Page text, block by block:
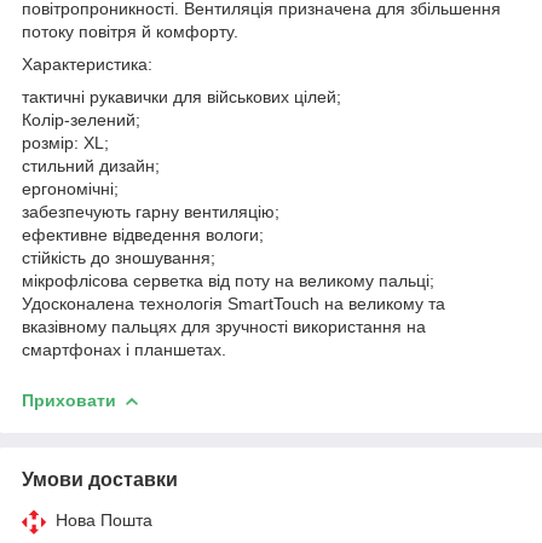
повітропроникності. Вентиляція призначена для збільшення
потоку повітря й комфорту.
Характеристика:
тактичні рукавички для військових цілей;
Колір-зелений;
розмір: XL;
стильний дизайн;
ергономічні;
забезпечують гарну вентиляцію;
ефективне відведення вологи;
стійкість до зношування;
мікрофлісова серветка від поту на великому пальці;
Удосконалена технологія SmartTouch на великому та
вказівному пальцях для зручності використання на
смартфонах і планшетах.
Приховати
Умови доставки
Нова Пошта